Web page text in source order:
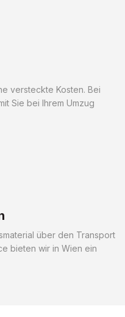
versteckte Kosten. Bei
Sie bei Ihrem Umzug
über den Transport
bieten wir in Wien ein